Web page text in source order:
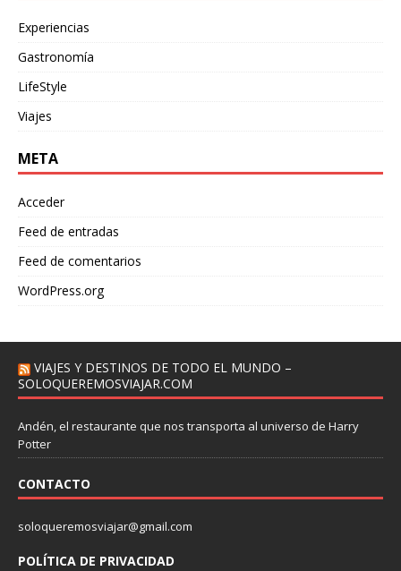
Experiencias
Gastronomía
LifeStyle
Viajes
META
Acceder
Feed de entradas
Feed de comentarios
WordPress.org
VIAJES Y DESTINOS DE TODO EL MUNDO –
SOLOQUEREMOSVIAJAR.COM
Andén, el restaurante que nos transporta al universo de Harry
Potter
CONTACTO
soloqueremosviajar@gmail.com
POLÍTICA DE PRIVACIDAD